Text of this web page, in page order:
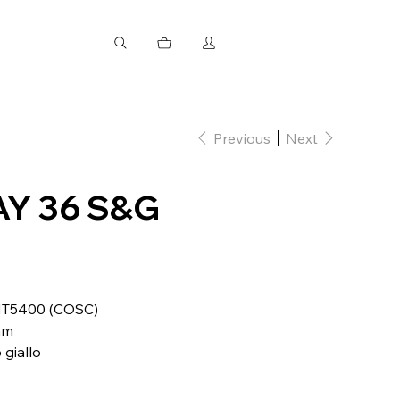
Previous Next
36 S&G
(COSC)
giallo